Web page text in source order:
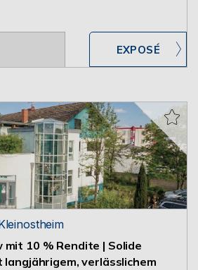
10 % Rendite | Solide
verlässlichem